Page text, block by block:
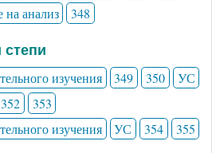
на анализ 348
изучения 349 350
УС
352
353
изучения
УС 354 355